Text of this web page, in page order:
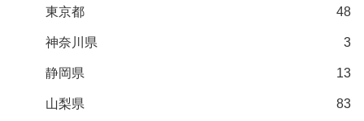
東京都 48
神奈川県 3
静岡県 13
山梨県 83